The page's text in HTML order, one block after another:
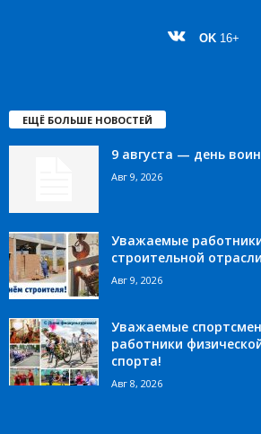
OK 16+
ЕЩЁ БОЛЬШЕ НОВОСТЕЙ
9 августа — день
Авг 9, 2026
Уважаемые
строительной
Авг 9, 2026
Уважаемые
работники
спорта!
Авг 8, 2026